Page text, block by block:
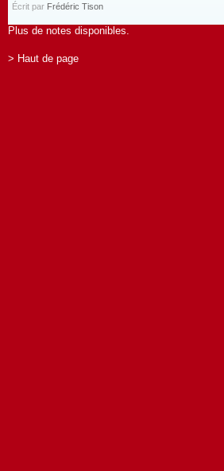
Écrit par Frédéric Tison
Plus de notes disponibles.
> Haut de page